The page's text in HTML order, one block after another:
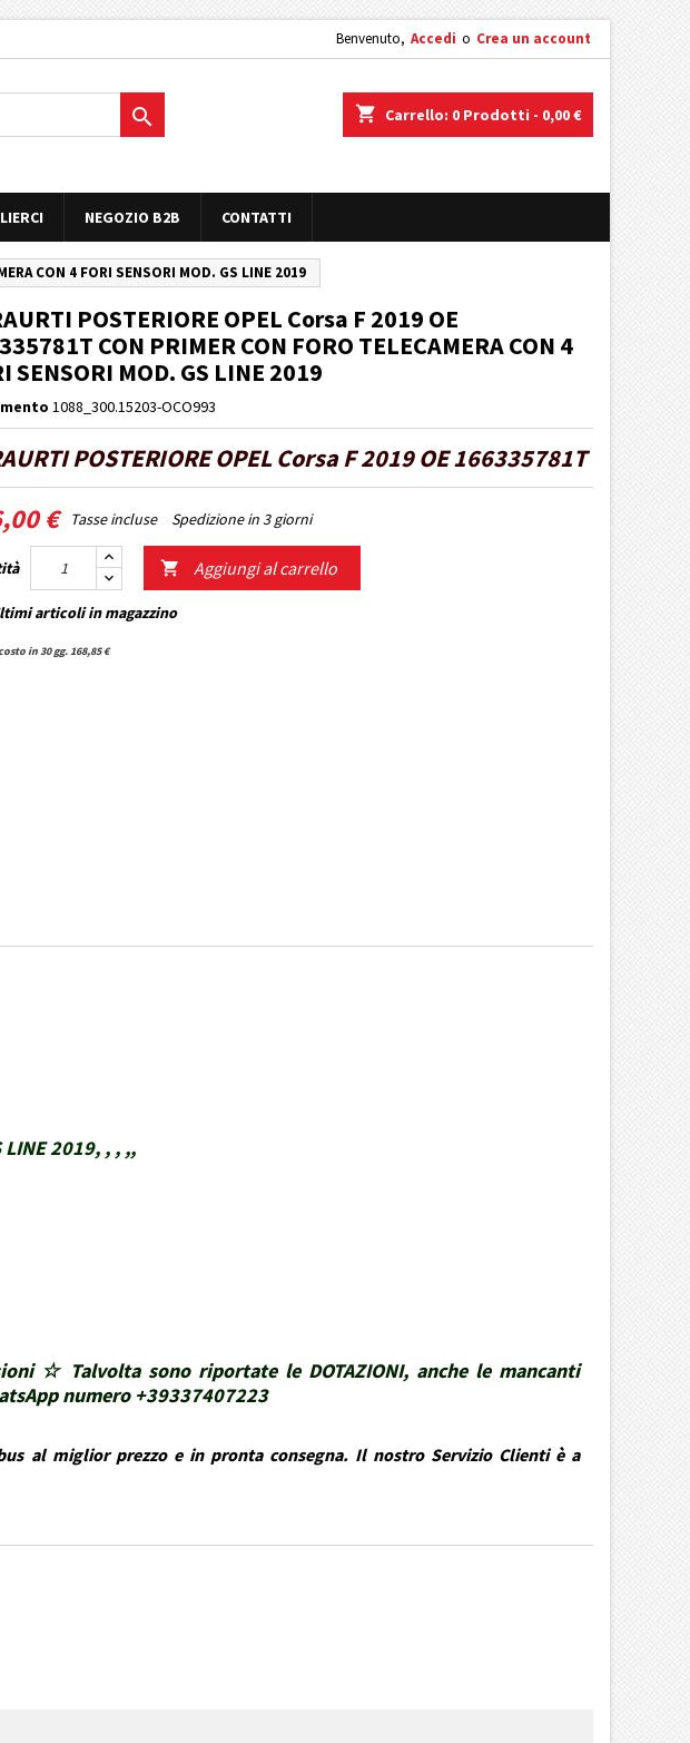
Benvenuto, Accedi o Crea un account
shopping_cart Carrello: 0 Prodotti - 0,00 €

NEGOZIO B2B CONTATTI
CON 4 FORI SENSORI MOD. GS LINE 2019
POSTERIORE OPEL Corsa F 2019 OE
CON PRIMER CON FORO TELECAMERA CON 4
SENSORI MOD. GS LINE 2019
1088_300.15203-OCO993
POSTERIORE OPEL Corsa F 2019 OE 166335781T
€ Tasse incluse Spedizione in 3 giorni
 Aggiungi al carrello
articoli in magazzino
in 30 gg. 168,85 €
LINE 2019, , , ,,
☆ Talvolta sono riportate le DOTAZIONI, anche le mancanti
numero +39337407223
al miglior prezzo e in pronta consegna. Il nostro Servizio Clienti è a